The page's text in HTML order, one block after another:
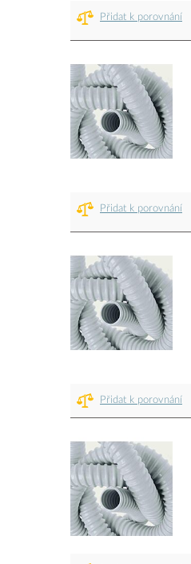
Přidat k porovnání
Přidat k porovnání
Přidat k porovnání